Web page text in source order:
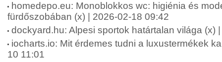
homedepo.eu: Monoblokkos wc: higiénia és
fürdőszobában (x) | 2026-02-18 09:42
dockyard.hu: Alpesi sportok határtalan világa (x)
iocharts.io: Mit érdemes tudni a luxustermékek
10 11:01